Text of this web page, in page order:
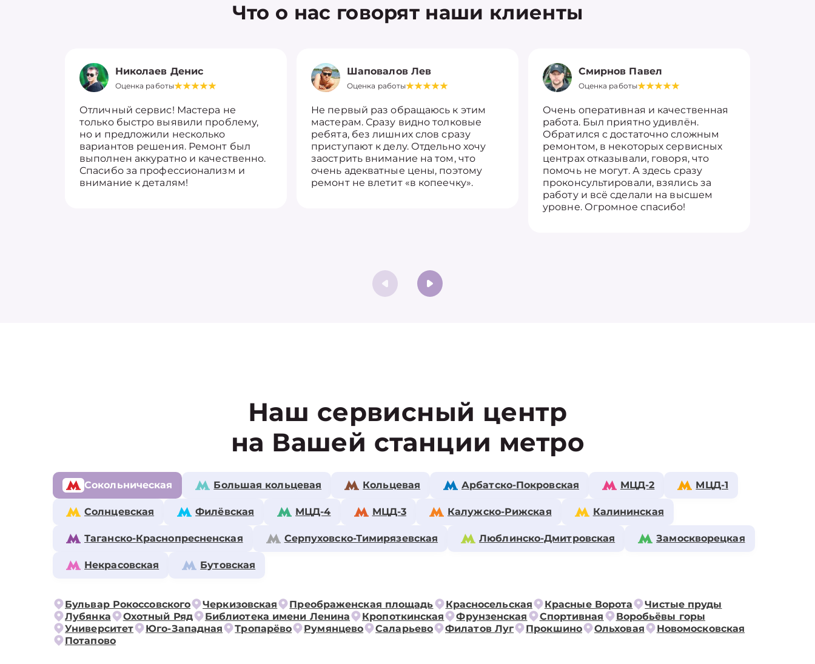
Что о нас говорят наши клиенты
Николаев Денис
Оценка работы
Отличный сервис! Мастера не
только быстро выявили проблему,
но и предложили несколько
вариантов решения. Ремонт был
выполнен аккуратно и качественно.
Спасибо за профессионализм и
внимание к деталям!
Шаповалов Лев
Оценка работы
Не первый раз обращаюсь к этим
мастерам. Сразу видно толковые
ребята, без лишних слов сразу
приступают к делу. Отдельно хочу
заострить внимание на том, что
очень адекватные цены, поэтому
ремонт не влетит «в копеечку».
Смирнов Павел
Оценка работы
Очень оперативная и качественная
работа. Был приятно удивлён.
Обратился с достаточно сложным
ремонтом, в некоторых сервисных
центрах отказывали, говоря, что
помочь не могут. А здесь сразу
проконсультировали, взялись за
работу и всё сделали на высшем
уровне. Огромное спасибо!
Наш сервисный центр
на Вашей станции метро
Сокольническая Большая кольцевая Кольцевая Арбатско-Покровская МЦД-2 МЦД-1
Солнцевская Филёвская МЦД-4 МЦД-3 Калужско-Рижская Калининская
Таганско-Краснопресненская Серпуховско-Тимирязевская Люблинско-Дмитровская Замоскворецкая
Некрасовская Бутовская
Бульвар Рокоссовского Черкизовская Преображенская площадь Красносельская Красные Ворота
Чистые пруды
Лубянка
Охотный Ряд Библиотека имени Ленина Кропоткинская Фрунзенская Спортивная
Воробьёвы горы
Университет
Юго-Западная Тропарёво Румянцево Саларьево Филатов Луг Прокшино Ольховая
Новомосковская
Потапово